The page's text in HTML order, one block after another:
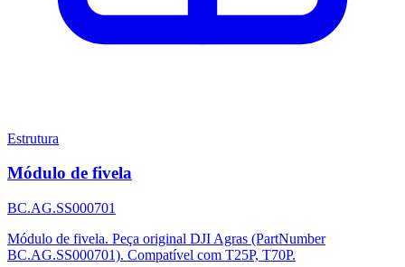
Estrutura
Módulo de fivela
BC.AG.SS000701
Módulo de fivela. Peça original DJI Agras (PartNumber
BC.AG.SS000701). Compatível com T25P, T70P.